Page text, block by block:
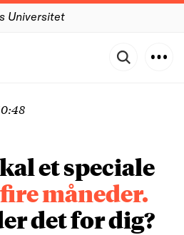
Universitet
et speciale
firemåneder.
det for dig?